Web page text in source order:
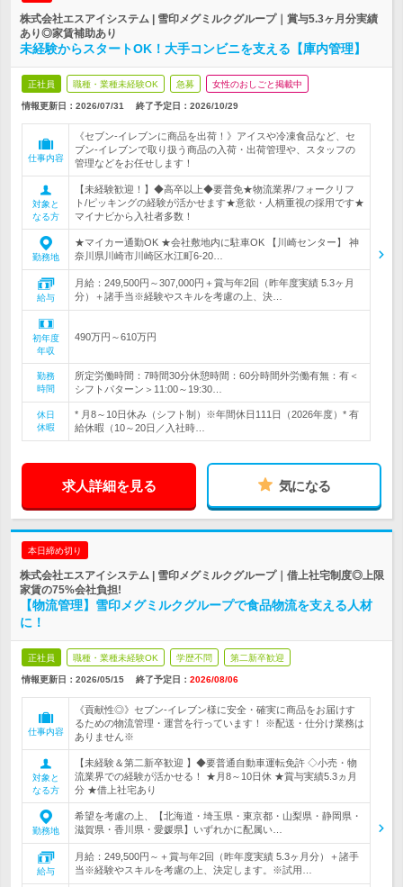
株式会社エスアイシステム | 雪印メグミルクグループ｜賞与5.3ヶ月分実績
あり◎家賃補助あり
未経験からスタートOK！大手コンビニを支える【庫内管理】
正社員 職種・業種未経験OK 急募 女性のおしごと掲載中
情報更新日：2026/07/31 終了予定日： 2026/10/29
仕事内容
《セブン-イレブンに商品を出荷！》アイスや冷凍食品など、セ
ブン-イレブンで取り扱う商品の入荷・出荷管理や、スタッフの
管理などをお任せします！
対象と
なる方
【未経験歓迎！】◆高卒以上◆要普免★物流業界/フォークリフ
ト/ピッキングの経験が活かせます★意欲・人柄重視の採用です★
マイナビから入社者多数！
勤務地
★マイカー通勤OK ★会社敷地内に駐車OK 【川崎センター】 神
奈川県川崎市川崎区水江町6-20…
給与
月給：249,500円～307,000円＋賞与年2回（昨年度実績 5.3ヶ月
分）＋諸手当※経験やスキルを考慮の上、決…
初年度
年収
490万円～610万円
勤務
時間
所定労働時間：7時間30分休憩時間：60分時間外労働有無：有＜
シフトパターン＞11:00～19:30…
休日
休暇
* 月8～10日休み（シフト制）※年間休日111日（2026年度）* 有
給休暇（10～20日／入社時…
求人詳細を見る 気になる
本日締め切り
株式会社エスアイシステム | 雪印メグミルクグループ｜借上社宅制度◎上限
家賃の75%会社負担!
【物流管理】雪印メグミルクグループで食品物流を支える人材
に！
正社員 職種・業種未経験OK 学歴不問 第二新卒歓迎
情報更新日：2026/05/15 終了予定日： 2026/08/06
仕事内容
《貢献性◎》セブン‐イレブン様に安全・確実に商品をお届けす
るための物流管理・運営を行っています！ ※配送・仕分け業務は
ありません※
対象と
なる方
【未経験＆第二新卒歓迎 】◆要普通自動車運転免許 ◇小売・物
流業界での経験が活かせる！ ★月8～10日休 ★賞与実績5.3ヵ月
分 ★借上社宅あり
勤務地
希望を考慮の上、【北海道・埼玉県・東京都・山梨県・静岡県・
滋賀県・香川県・愛媛県】いずれかに配属い…
給与
月給：249,500円～＋賞与年2回（昨年度実績 5.3ヶ月分）＋諸手
当※経験やスキルを考慮の上、決定します。※試用…